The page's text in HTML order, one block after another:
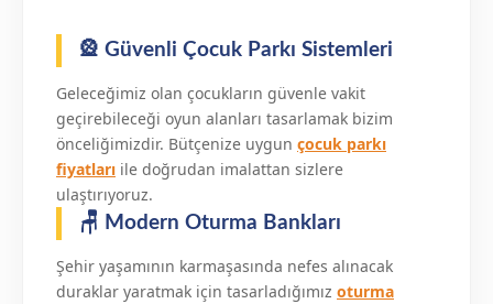
🎡 Güvenli Çocuk Parkı Sistemleri
Geleceğimiz olan çocukların güvenle vakit
geçirebileceği oyun alanları tasarlamak bizim
önceliğimizdir. Bütçenize uygun çocuk parkı
fiyatları ile doğrudan imalattan sizlere
ulaştırıyoruz.
🪑 Modern Oturma Bankları
Şehir yaşamının karmaşasında nefes alınacak
duraklar yaratmak için tasarladığımız oturma